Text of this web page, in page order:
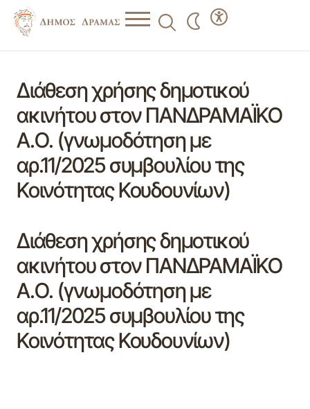
Διάθεση χρήσης δημοτικού
ακινήτου στον ΠΑΝΔΡΑΜΑΪΚΟ
Α.Ο. (γνωμοδότηση με
αρ.11/2025 συμβουλίου της
Κοινότητας Κουδουνίων)
Διάθεση χρήσης δημοτικού
ακινήτου στον ΠΑΝΔΡΑΜΑΪΚΟ
Α.Ο. (γνωμοδότηση με
αρ.11/2025 συμβουλίου της
Κοινότητας Κουδουνίων)